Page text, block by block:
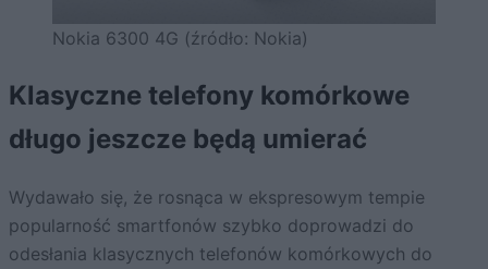
Nokia 6300 4G (źródło: Nokia)
Klasyczne telefony komórkowe
długo jeszcze będą umierać
Wydawało się, że rosnąca w ekspresowym tempie
popularność smartfonów szybko doprowadzi do
odesłania klasycznych telefonów komórkowych do